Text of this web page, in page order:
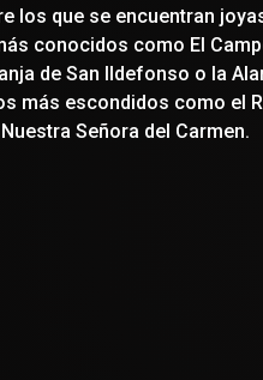
los que se encuentran
conocidos como El
de San Ildefonso o la
más escondidos como el
Señora del Carmen.